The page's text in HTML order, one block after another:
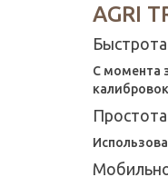
AGRI
С момента
Простота